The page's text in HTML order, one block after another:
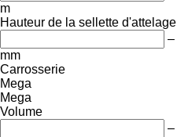
m
Hauteur de la sellette d'attelage
–
mm
Carrosserie
Mega
Mega
Volume
–